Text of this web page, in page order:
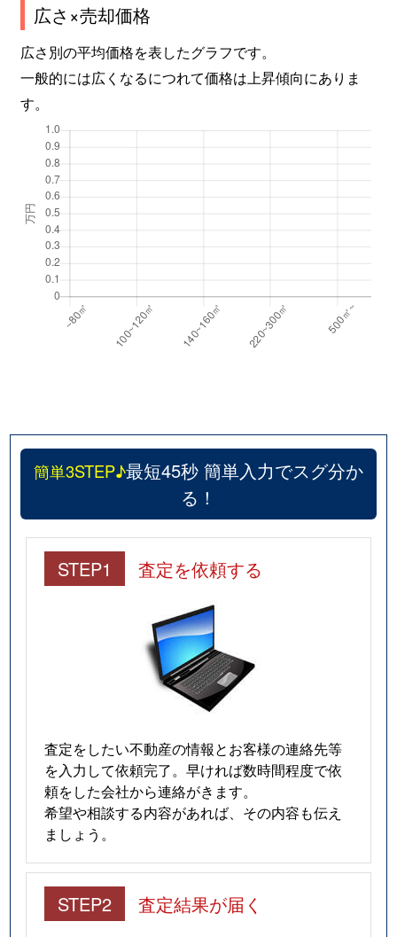
広さ×売却価格
広さ別の平均価格を表したグラフです。
一般的には広くなるにつれて価格は上昇傾向にありま
す。
簡単3STEP♪最短45秒 簡単入力でスグ分か
る！
STEP1 査定を依頼する
査定をしたい不動産の情報とお客様の連絡先等
を入力して依頼完了。早ければ数時間程度で依
頼をした会社から連絡がきます。
希望や相談する内容があれば、その内容も伝え
ましょう。
STEP2 査定結果が届く